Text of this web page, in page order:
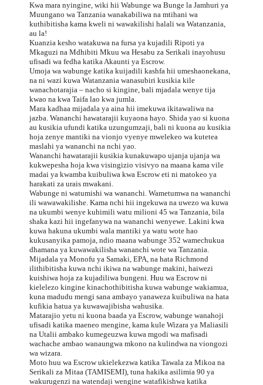
Kwa mara nyingine, wiki hii Wabunge wa Bunge la Jamhuri ya
Muungano wa Tanzania wanakabiliwa na mtihani wa
kuthibitisha kama kweli ni wawakilishi halali wa Watanzania,
au la!
Kuanzia kesho watakuwa na fursa ya kujadili Ripoti ya
Mkaguzi na Mdhibiti Mkuu wa Hesabu za Serikali inayohusu
ufisadi wa fedha katika Akaunti ya Escrow.
Umoja wa wabunge katika kuijadili kashfa hii umeshaonekana,
na ni wazi kuwa Watanzania wanasubiri kusikia kile
wanachotarajia – nacho si kingine, bali mjadala wenye tija
kwao na kwa Taifa lao kwa jumla.
Mara kadhaa mijadala ya aina hii imekuwa ikitawaliwa na
jazba. Wananchi hawatarajii kuyaona hayo. Shida yao si kuona
au kusikia ufundi katika uzungumzaji, bali ni kuona au kusikia
hoja zenye mantiki na vionjo vyenye mwelekeo wa kutetea
maslahi ya wananchi na nchi yao.
Wananchi hawatarajii kusikia kunakuwapo ujanja ujanja wa
kukwepesha hoja kwa visingizio visivyo na maana kama vile
madai ya kwamba kuibuliwa kwa Escrow eti ni matokeo ya
harakati za urais mwakani.
Wabunge ni watumishi wa wananchi. Wametumwa na wananchi
ili wawawakilishe. Kama nchi hii ingekuwa na uwezo wa kuwa
na ukumbi wenye kuhimili watu milioni 45 wa Tanzania, bila
shaka kazi hii ingefanywa na wananchi wenyewe. Lakini kwa
kuwa hakuna ukumbi wala mantiki ya watu wote hao
kukusanyika pamoja, ndio maana wabunge 352 wamechukua
dhamana ya kuwawakilisha wananchi wote wa Tanzania.
Mijadala ya Monofu ya Samaki, EPA, na hata Richmond
ilithibitisha kuwa nchi ikiwa na wabunge makini, haiwezi
kuishiwa hoja za kujadiliwa bungeni. Huu wa Escrow ni
kielelezo kingine kinachothibitisha kuwa wabunge wakiamua,
kuna madudu mengi sana ambayo yanaweza kuibuliwa na hata
kufikia hatua ya kuwawajibisha wahusika.
Matarajio yetu ni kuona baada ya Escrow, wabunge wanahoji
ufisadi katika maeneo mengine, kama kule Wizara ya Maliasili
na Utalii ambako kumegeuzwa kuwa mgodi wa mafisadi
wachache ambao wanaungwa mkono na kulindwa na viongozi
wa wizara.
Moto huu wa Escrow ukielekezwa katika Tawala za Mikoa na
Serikali za Mitaa (TAMISEMI), tuna hakika asilimia 90 ya
wakurugenzi na watendaji wengine watafikishwa katika